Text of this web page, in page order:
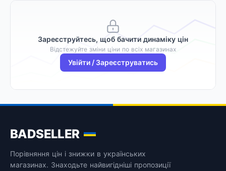
Зареєструйтесь, щоб бачити динаміку цін
Відстежуйте зміни ціни по всіх магазинах
Увійти / Зареєструватись
BADSELLER
Порівняння цін і знижки в українських
магазинах. Знаходьте найвигідніші пропозиції